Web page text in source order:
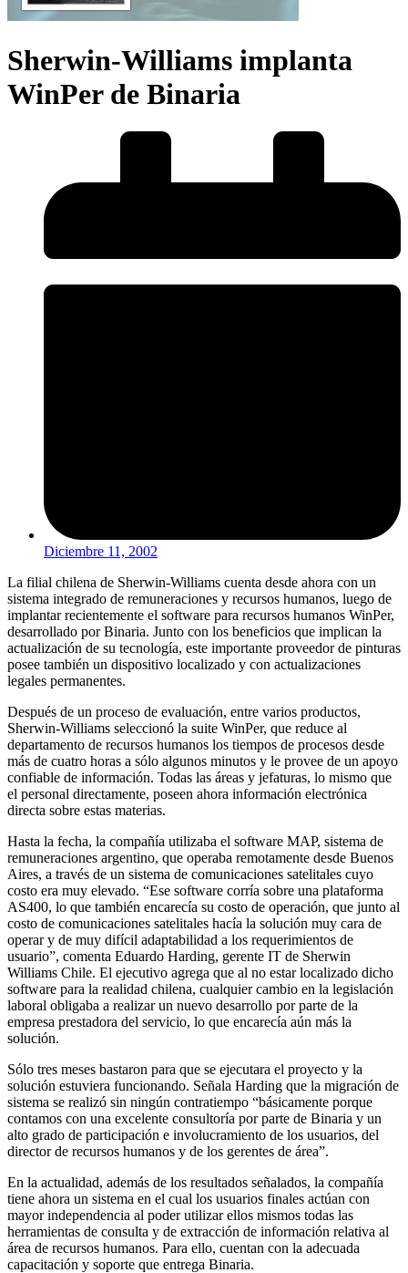
Sherwin-Williams implanta
WinPer de Binaria
Diciembre 11, 2002
La filial chilena de Sherwin-Williams cuenta desde ahora con un
sistema integrado de remuneraciones y recursos humanos, luego de
implantar recientemente el software para recursos humanos WinPer,
desarrollado por Binaria. Junto con los beneficios que implican la
actualización de su tecnología, este importante proveedor de pinturas
posee también un dispositivo localizado y con actualizaciones
legales permanentes.
Después de un proceso de evaluación, entre varios productos,
Sherwin-Williams seleccionó la suite WinPer, que reduce al
departamento de recursos humanos los tiempos de procesos desde
más de cuatro horas a sólo algunos minutos y le provee de un apoyo
confiable de información. Todas las áreas y jefaturas, lo mismo que
el personal directamente, poseen ahora información electrónica
directa sobre estas materias.
Hasta la fecha, la compañía utilizaba el software MAP, sistema de
remuneraciones argentino, que operaba remotamente desde Buenos
Aires, a través de un sistema de comunicaciones satelitales cuyo
costo era muy elevado. “Ese software corría sobre una plataforma
AS400, lo que también encarecía su costo de operación, que junto al
costo de comunicaciones satelitales hacía la solución muy cara de
operar y de muy difícil adaptabilidad a los requerimientos de
usuario”, comenta Eduardo Harding, gerente IT de Sherwin
Williams Chile. El ejecutivo agrega que al no estar localizado dicho
software para la realidad chilena, cualquier cambio en la legislación
laboral obligaba a realizar un nuevo desarrollo por parte de la
empresa prestadora del servicio, lo que encarecía aún más la
solución.
Sólo tres meses bastaron para que se ejecutara el proyecto y la
solución estuviera funcionando. Señala Harding que la migración de
sistema se realizó sin ningún contratiempo “básicamente porque
contamos con una excelente consultoría por parte de Binaria y un
alto grado de participación e involucramiento de los usuarios, del
director de recursos humanos y de los gerentes de área”.
En la actualidad, además de los resultados señalados, la compañía
tiene ahora un sistema en el cual los usuarios finales actúan con
mayor independencia al poder utilizar ellos mismos todas las
herramientas de consulta y de extracción de información relativa al
área de recursos humanos. Para ello, cuentan con la adecuada
capacitación y soporte que entrega Binaria.